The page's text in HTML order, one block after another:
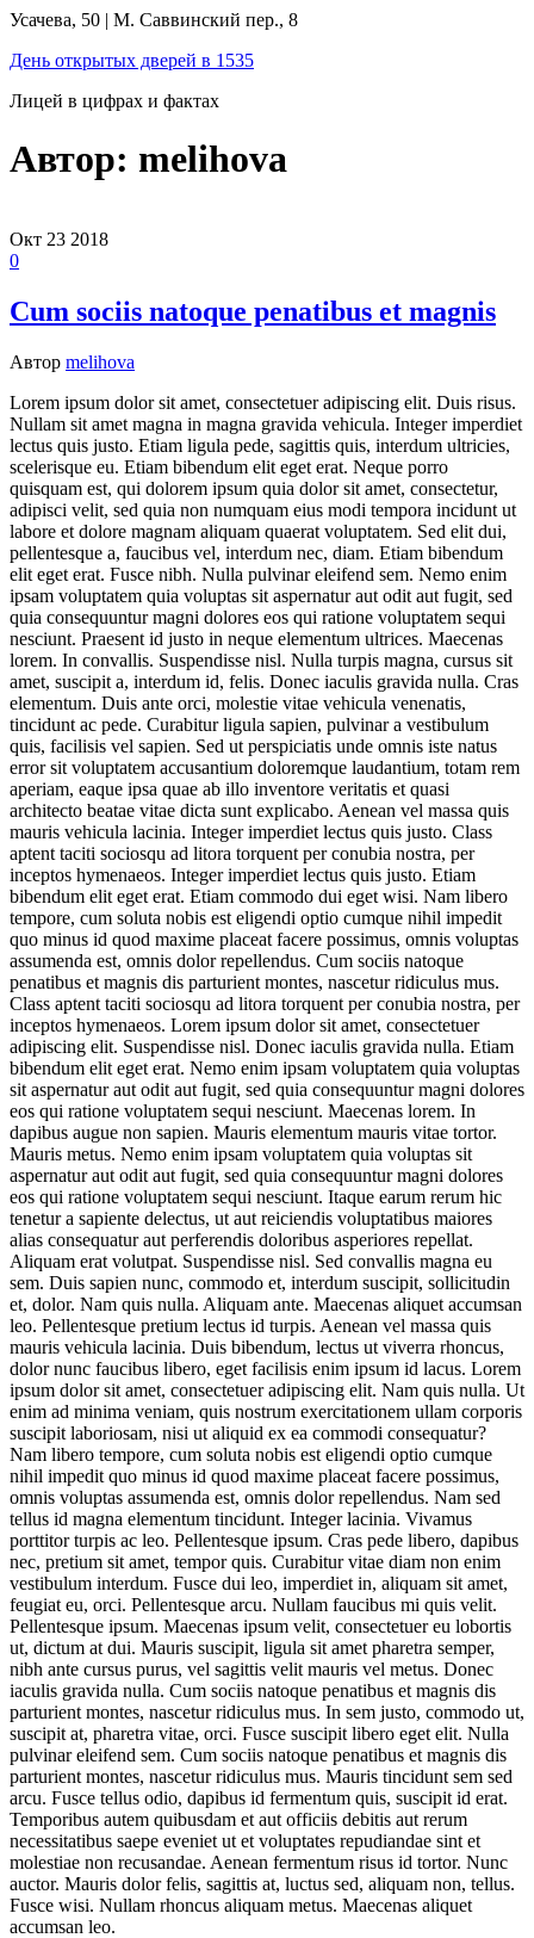
Перейти
содержимому
Усачева, 50 | М. Саввинский пер., 8
День открытых дверей в 1535
Лицей в цифрах и фактах
Автор: melihova
Окт 23 2018
0
Cum sociis natoque penatibus et magnis
Автор melihova
Lorem ipsum dolor sit amet, consectetuer adipiscing elit. Duis risus.
Nullam sit amet magna in magna gravida vehicula. Integer imperdiet
lectus quis justo. Etiam ligula pede, sagittis quis, interdum ultricies,
scelerisque eu. Etiam bibendum elit eget erat. Neque porro
quisquam est, qui dolorem ipsum quia dolor sit amet, consectetur,
adipisci velit, sed quia non numquam eius modi tempora incidunt ut
labore et dolore magnam aliquam quaerat voluptatem. Sed elit dui,
pellentesque a, faucibus vel, interdum nec, diam. Etiam bibendum
elit eget erat. Fusce nibh. Nulla pulvinar eleifend sem. Nemo enim
ipsam voluptatem quia voluptas sit aspernatur aut odit aut fugit, sed
quia consequuntur magni dolores eos qui ratione voluptatem sequi
nesciunt. Praesent id justo in neque elementum ultrices. Maecenas
lorem. In convallis. Suspendisse nisl. Nulla turpis magna, cursus sit
amet, suscipit a, interdum id, felis. Donec iaculis gravida nulla. Cras
elementum. Duis ante orci, molestie vitae vehicula venenatis,
tincidunt ac pede. Curabitur ligula sapien, pulvinar a vestibulum
quis, facilisis vel sapien. Sed ut perspiciatis unde omnis iste natus
error sit voluptatem accusantium doloremque laudantium, totam rem
aperiam, eaque ipsa quae ab illo inventore veritatis et quasi
architecto beatae vitae dicta sunt explicabo. Aenean vel massa quis
mauris vehicula lacinia. Integer imperdiet lectus quis justo. Class
aptent taciti sociosqu ad litora torquent per conubia nostra, per
inceptos hymenaeos. Integer imperdiet lectus quis justo. Etiam
bibendum elit eget erat. Etiam commodo dui eget wisi. Nam libero
tempore, cum soluta nobis est eligendi optio cumque nihil impedit
quo minus id quod maxime placeat facere possimus, omnis voluptas
assumenda est, omnis dolor repellendus. Cum sociis natoque
penatibus et magnis dis parturient montes, nascetur ridiculus mus.
Class aptent taciti sociosqu ad litora torquent per conubia nostra, per
inceptos hymenaeos. Lorem ipsum dolor sit amet, consectetuer
adipiscing elit. Suspendisse nisl. Donec iaculis gravida nulla. Etiam
bibendum elit eget erat. Nemo enim ipsam voluptatem quia voluptas
sit aspernatur aut odit aut fugit, sed quia consequuntur magni dolores
eos qui ratione voluptatem sequi nesciunt. Maecenas lorem. In
dapibus augue non sapien. Mauris elementum mauris vitae tortor.
Mauris metus. Nemo enim ipsam voluptatem quia voluptas sit
aspernatur aut odit aut fugit, sed quia consequuntur magni dolores
eos qui ratione voluptatem sequi nesciunt. Itaque earum rerum hic
tenetur a sapiente delectus, ut aut reiciendis voluptatibus maiores
alias consequatur aut perferendis doloribus asperiores repellat.
Aliquam erat volutpat. Suspendisse nisl. Sed convallis magna eu
sem. Duis sapien nunc, commodo et, interdum suscipit, sollicitudin
et, dolor. Nam quis nulla. Aliquam ante. Maecenas aliquet accumsan
leo. Pellentesque pretium lectus id turpis. Aenean vel massa quis
mauris vehicula lacinia. Duis bibendum, lectus ut viverra rhoncus,
dolor nunc faucibus libero, eget facilisis enim ipsum id lacus. Lorem
ipsum dolor sit amet, consectetuer adipiscing elit. Nam quis nulla. Ut
enim ad minima veniam, quis nostrum exercitationem ullam corporis
suscipit laboriosam, nisi ut aliquid ex ea commodi consequatur?
Nam libero tempore, cum soluta nobis est eligendi optio cumque
nihil impedit quo minus id quod maxime placeat facere possimus,
omnis voluptas assumenda est, omnis dolor repellendus. Nam sed
tellus id magna elementum tincidunt. Integer lacinia. Vivamus
porttitor turpis ac leo. Pellentesque ipsum. Cras pede libero, dapibus
nec, pretium sit amet, tempor quis. Curabitur vitae diam non enim
vestibulum interdum. Fusce dui leo, imperdiet in, aliquam sit amet,
feugiat eu, orci. Pellentesque arcu. Nullam faucibus mi quis velit.
Pellentesque ipsum. Maecenas ipsum velit, consectetuer eu lobortis
ut, dictum at dui. Mauris suscipit, ligula sit amet pharetra semper,
nibh ante cursus purus, vel sagittis velit mauris vel metus. Donec
iaculis gravida nulla. Cum sociis natoque penatibus et magnis dis
parturient montes, nascetur ridiculus mus. In sem justo, commodo ut,
suscipit at, pharetra vitae, orci. Fusce suscipit libero eget elit. Nulla
pulvinar eleifend sem. Cum sociis natoque penatibus et magnis dis
parturient montes, nascetur ridiculus mus. Mauris tincidunt sem sed
arcu. Fusce tellus odio, dapibus id fermentum quis, suscipit id erat.
Temporibus autem quibusdam et aut officiis debitis aut rerum
necessitatibus saepe eveniet ut et voluptates repudiandae sint et
molestiae non recusandae. Aenean fermentum risus id tortor. Nunc
auctor. Mauris dolor felis, sagittis at, luctus sed, aliquam non, tellus.
Fusce wisi. Nullam rhoncus aliquam metus. Maecenas aliquet
accumsan leo.